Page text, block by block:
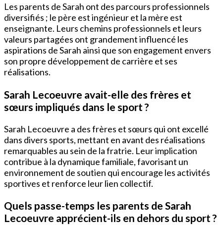
Les parents de Sarah ont des parcours professionnels
diversifiés ; le père est ingénieur et la mère est
enseignante. Leurs chemins professionnels et leurs
valeurs partagées ont grandement influencé les
aspirations de Sarah ainsi que son engagement envers
son propre développement de carrière et ses
réalisations.
Sarah Lecoeuvre avait-elle des frères et
sœurs impliqués dans le sport ?
Sarah Lecoeuvre a des frères et sœurs qui ont excellé
dans divers sports, mettant en avant des réalisations
remarquables au sein de la fratrie. Leur implication
contribue à la dynamique familiale, favorisant un
environnement de soutien qui encourage les activités
sportives et renforce leur lien collectif.
Quels passe-temps les parents de Sarah
Lecoeuvre apprécient-ils en dehors du sport ?